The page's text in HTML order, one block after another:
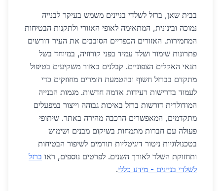
בבית שאן, ברזל לשלדי בניינים משמש בעיקר לבנייה
נמוכה ובינונית, המתאימה לאופי האזורי ולתקנות הבטיחות
המחמירות. האזורים הכפריים הסובבים את העיר דורשים
פתרונות שימור ושלד עמיד בפני קורוזיה, במיוחד בשל
תנאי האקלים הצפוניים. קבלנים באזור משקיעים בטיפול
מתקדם בברזל חשוף ובהטמעת חומרים מחוזקים כדי
לעמוד בדרישות רעידות אדמה חדשות. מגמות הבנייה
המודולרית דורשות ברזל באיכות גבוהה וייצור במפעלים
מתקדמים, המאפשרים הרכבה מהירה באתר. שיתופי
פעולה עם חברות מתמחות בשיקום מבנים ושימוש
בטכנולוגיות ניטור דיגיטליות תורמים לשיפור הבטיחות
ותחזוקת השלד לאורך השנים. לפרטים נוספים, ראו ברזל
לשלדי בניינים - מידע כללי.